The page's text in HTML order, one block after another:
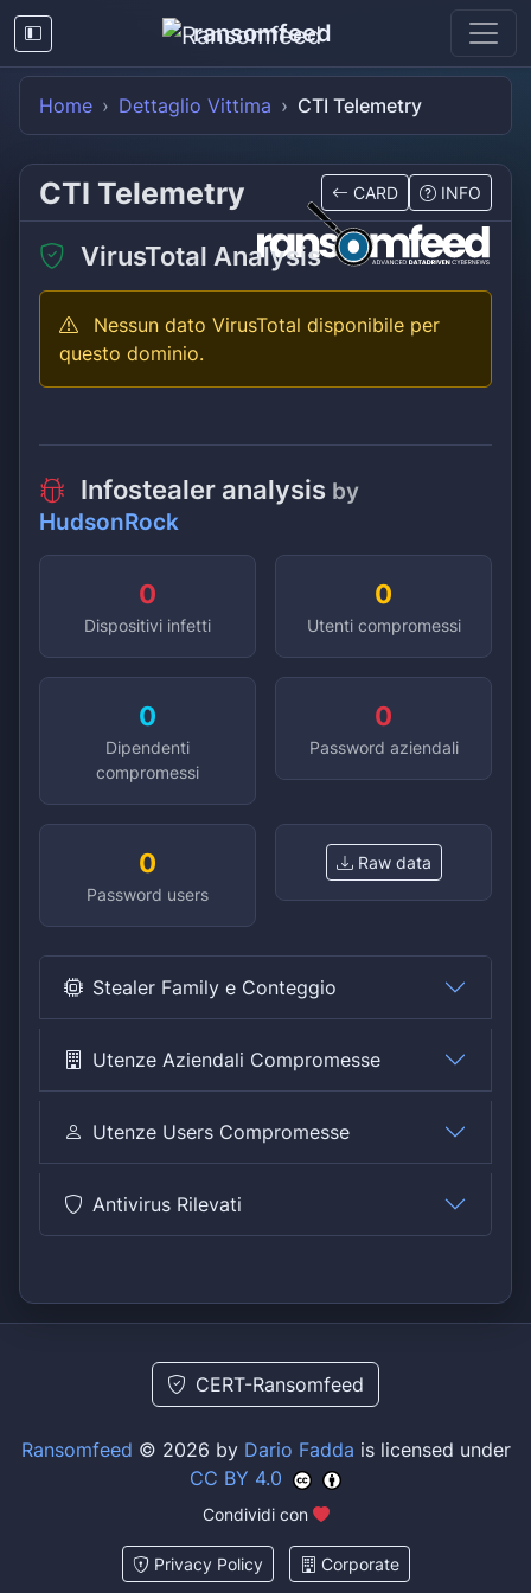
ransomfeed
Home Dettaglio Vittima CTI Telemetry
CTI Telemetry CARD INFO
VirusTotal Analysis
Nessun dato VirusTotal disponibile per
questo dominio.
Infostealer analysis by
HudsonRock
0
Dispositivi infetti
0
Utenti compromessi
0
Dipendenti
compromessi
0
Password aziendali
0
Password users
Raw data
Stealer Family e Conteggio
Utenze Aziendali Compromesse
Utenze Users Compromesse
Antivirus Rilevati
CERT-Ransomfeed
Ransomfeed © 2026 by Dario Fadda is licensed under
CC BY 4.0
Condividi con
Privacy Policy Corporate